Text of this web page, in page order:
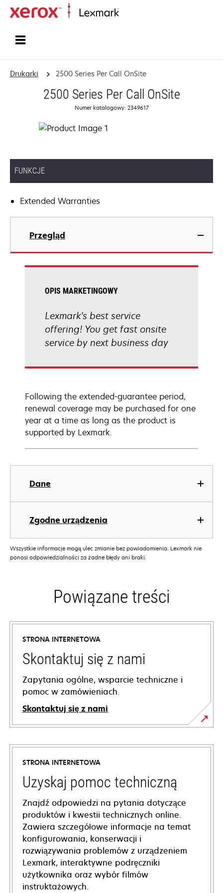
Drukarki 2500 Series Per Call OnSite
2500 Series Per Call OnSite
Numer katalogowy: 2349617
FUNKCJE
Extended Warranties
Przegląd
Dane
Zgodne urządzenia
OPIS MARKETINGOWY
Lexmark's best service
offering! You get fast onsite
service by next business day
Following the extended-guarantee period,
renewal coverage may be purchased for one
year at a time as long as the product is
supported by Lexmark.
Wszystkie informacje mogą ulec zmianie bez powiadomienia. Lexmark nie
ponosi odpowiedzialności za żadne błędy ani braki.
Powiązane treści
STRONA INTERNETOWA
Skontaktuj się z nami
Zapytania ogólne, wsparcie techniczne i
pomoc w zamówieniach.
Skontaktuj się z nami
STRONA INTERNETOWA
Uzyskaj pomoc techniczną
Znajdź odpowiedzi na pytania dotyczące
produktów i kwestii technicznych online.
Zawiera szczegółowe informacje na temat
konfigurowania, konserwacji i
rozwiązywania problemów z urządzeniem
Lexmark, interaktywne podręczniki
użytkownika oraz wybór filmów
instruktażowych.